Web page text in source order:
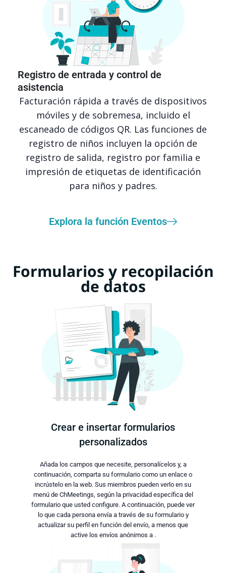
Registro de entrada y control de
asistencia
Facturación rápida a través de dispositivos
móviles y de sobremesa, incluido el
escaneado de códigos QR. Las funciones de
registro de niños incluyen la opción de
registro de salida, registro por familia e
impresión de etiquetas de identificación
para niños y padres.
Explora la función Eventos
Formularios y recopilación
de datos
Crear e insertar formularios
personalizados
Añada los campos que necesite, personalícelos y, a
continuación, comparta su formulario como un enlace o
incrústelo en la web. Sus miembros pueden verlo en su
menú de ChMeetings, según la privacidad específica del
formulario que usted configure. A continuación, puede ver
lo que cada persona envía a través de su formulario y
actualizar su perfil en función del envío, a menos que
active los envíos anónimos a .